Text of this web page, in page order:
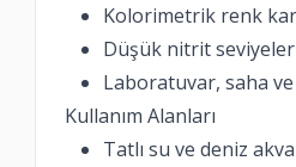
Kolorimetrik renk
Düşük nitrit
Laboratuvar, saha
Kullanım Alanları
Tatlı su ve deniz